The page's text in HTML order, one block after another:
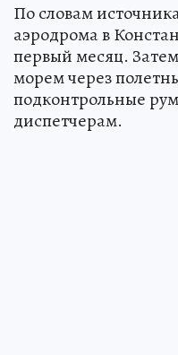
По словам
аэродрома в
первый месяц.
морем через
подконтрольные
диспетчерам.